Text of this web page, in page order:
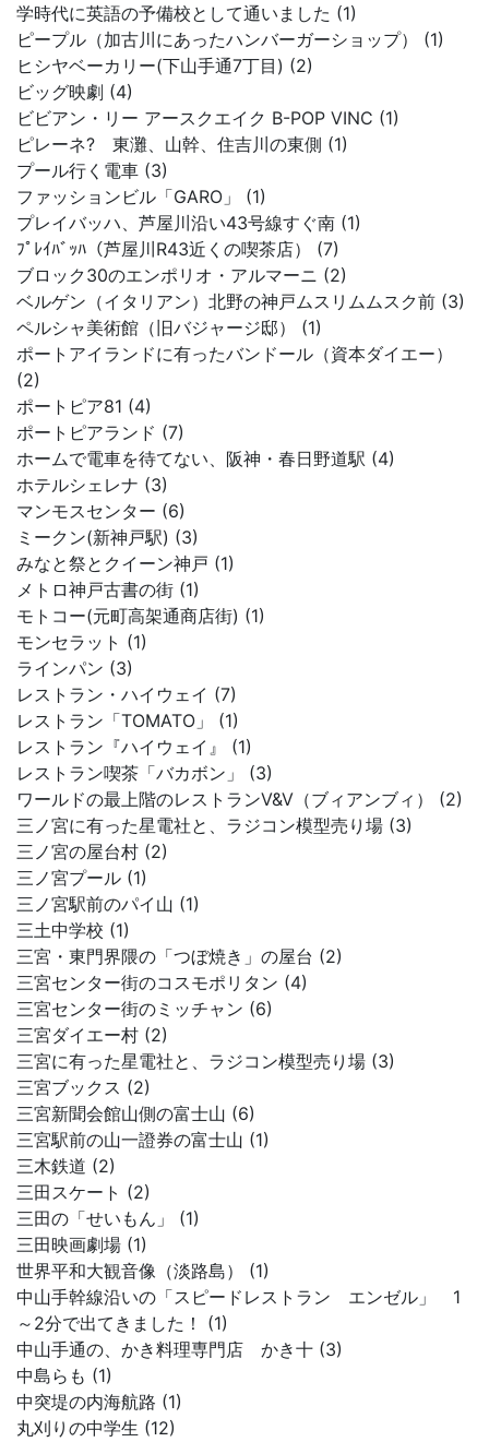
学時代に英語の予備校として通いました (1)
ピープル（加古川にあったハンバーガーショップ） (1)
ヒシヤベーカリー(下山手通7丁目) (2)
ビッグ映劇 (4)
ビビアン・リー アースクエイク B-POP VINC (1)
ピレーネ? 東灘、山幹、住吉川の東側 (1)
プール行く電車 (3)
ファッションビル「GARO」 (1)
プレイバッハ、芦屋川沿い43号線すぐ南 (1)
ﾌﾟﾚｲﾊﾞｯﾊ（芦屋川R43近くの喫茶店） (7)
ブロック30のエンポリオ・アルマーニ (2)
ベルゲン（イタリアン）北野の神戸ムスリムムスク前 (3)
ペルシャ美術館（旧バジャージ邸） (1)
ポートアイランドに有ったバンドール（資本ダイエー）
(2)
ポートピア81 (4)
ポートピアランド (7)
ホームで電車を待てない、阪神・春日野道駅 (4)
ホテルシェレナ (3)
マンモスセンター (6)
ミークン(新神戸駅) (3)
みなと祭とクイーン神戸 (1)
メトロ神戸古書の街 (1)
モトコー(元町高架通商店街) (1)
モンセラット (1)
ラインパン (3)
レストラン・ハイウェイ (7)
レストラン「TOMATO」 (1)
レストラン『ハイウェイ』 (1)
レストラン喫茶「バカボン」 (3)
ワールドの最上階のレストランV&V（ブィアンブィ） (2)
三ノ宮に有った星電社と、ラジコン模型売り場 (3)
三ノ宮の屋台村 (2)
三ノ宮プール (1)
三ノ宮駅前のパイ山 (1)
三土中学校 (1)
三宮・東門界隈の「つぼ焼き」の屋台 (2)
三宮センター街のコスモポリタン (4)
三宮センター街のミッチャン (6)
三宮ダイエー村 (2)
三宮に有った星電社と、ラジコン模型売り場 (3)
三宮ブックス (2)
三宮新聞会館山側の富士山 (6)
三宮駅前の山一證券の富士山 (1)
三木鉄道 (2)
三田スケート (2)
三田の「せいもん」 (1)
三田映画劇場 (1)
世界平和大観音像（淡路島） (1)
中山手幹線沿いの「スピードレストラン エンゼル」 1
～2分で出てきました！ (1)
中山手通の、かき料理専門店 かき十 (3)
中島らも (1)
中突堤の内海航路 (1)
丸刈りの中学生 (12)